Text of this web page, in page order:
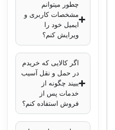
چطور میتوانم
مشخصات کاربری و
ایمیل خود را
ویرایش کنم؟
اگر کالایی که خریدم
در حمل و نقل آسیب
ببیند چگونه از
خدمات پس از
فروش استفاده کنم؟